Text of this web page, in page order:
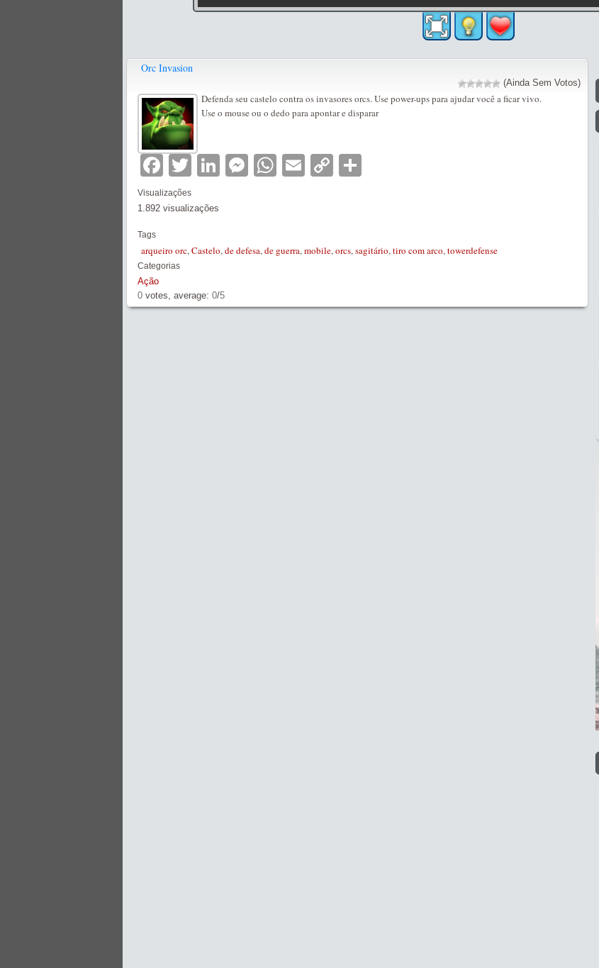
Orc Invasion
(Ainda Sem Votos)
Defenda seu castelo contra os invasores orcs. Use power-ups para ajudar você a ficar vivo.
Use o mouse ou o dedo para apontar e disparar
Facebook
TwitterLinkedIn
Messenger
WhatsApp
EmailCopy
Visualizações
1.892 visualizações
Tags
arqueiro orc,Castelo,de defesa,de guerra,mobile,orcs,sagitário,tiro com arco,towerdefense
Categorias
Ação
0 votes, average: 0/5